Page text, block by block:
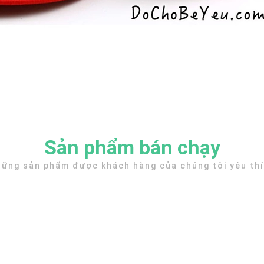
Sản phẩm bán chạy
sản phẩm được khách hàng của chúng tôi yêu